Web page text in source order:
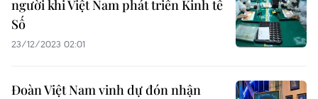
người khi Việt Nam phát triển Kinh tế
Số
23/12/2023 02:01
Đoàn Việt Nam vinh dự đón nhận